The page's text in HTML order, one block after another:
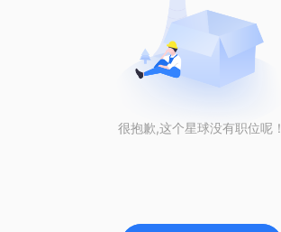
很抱歉,这个星球没有职位呢！